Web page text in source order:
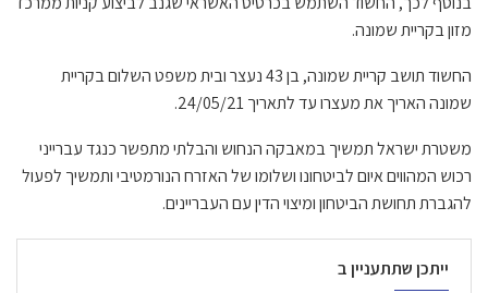
מזון בקריית שמונה.
החשוד תושב קריית שמונה, בן 43 נעצר ובית משפט השלום בקריית
שמונה האריך את מעצרו עד לתאריך 24/05/21.
משטרת ישראל תמשיך במאבקה הנחוש והבלתי מתפשר כנגד עברייני
רכוש המהווים איום לביטחונו ושלומו של האזרח הנורמטיבי ותמשיך לפעול
להגברת תחושת הביטחון ומיצוי הדין עם העבריינים.
ייתכן שתתעניין ב